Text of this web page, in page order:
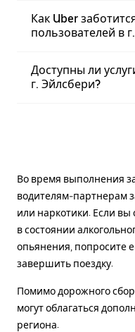
Как Uber
пользователей в
Доступны ли
г. Эйлсбери?
Во время выполнения
водителям-партнерам
или наркотики. Если вы
в состоянии
опьянения, попросите
завершить поездку.
Помимо дорожного
могут облагаться
региона.